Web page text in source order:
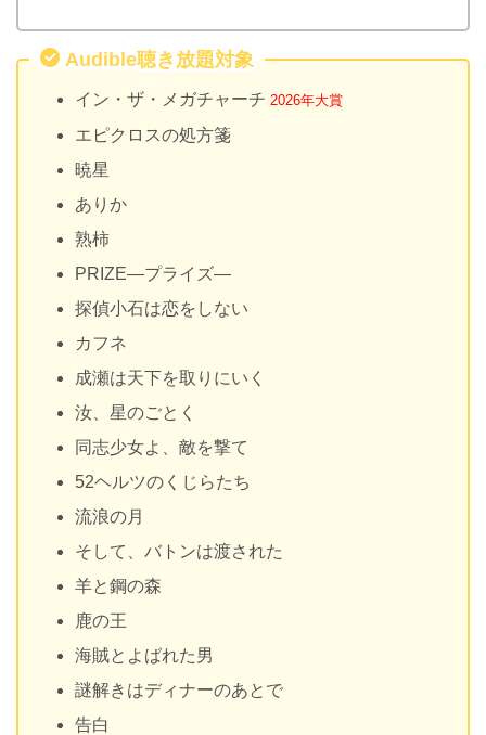
Audible聴き放題対象
イン・ザ・メガチャーチ 2026年大賞
エピクロスの処方箋
暁星
ありか
熟柿
PRIZE―プライズ―
探偵小石は恋をしない
カフネ
成瀬は天下を取りにいく
汝、星のごとく
同志少女よ、敵を撃て
52ヘルツのくじらたち
流浪の月
そして、バトンは渡された
羊と鋼の森
鹿の王
海賊とよばれた男
謎解きはディナーのあとで
告白